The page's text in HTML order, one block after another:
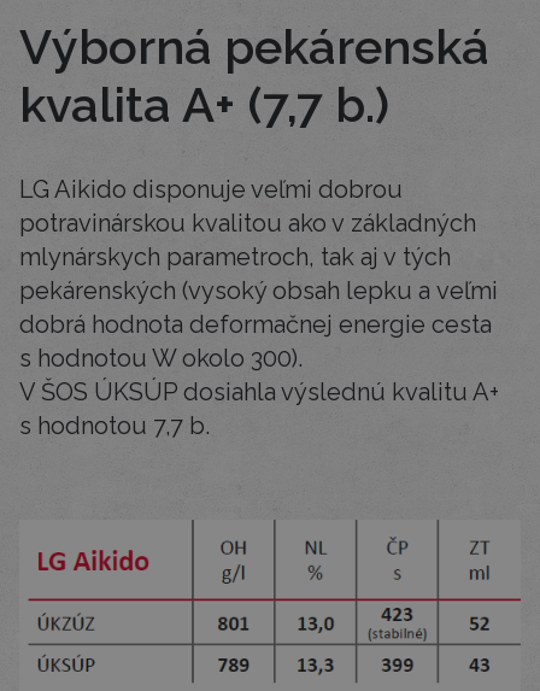
Výborná pekárenská
kvalita A+ (7,7 b.)
LG Aikido disponuje veľmi dobrou
potravinárskou kvalitou ako v základných
mlynárskych parametroch, tak aj v tých
pekárenských (vysoký obsah lepku a veľmi
dobrá hodnota deformačnej energie cesta
s hodnotou W okolo 300).
V ŠOS ÚKSÚP dosiahla výslednú kvalitu A+
s hodnotou 7,7 b.